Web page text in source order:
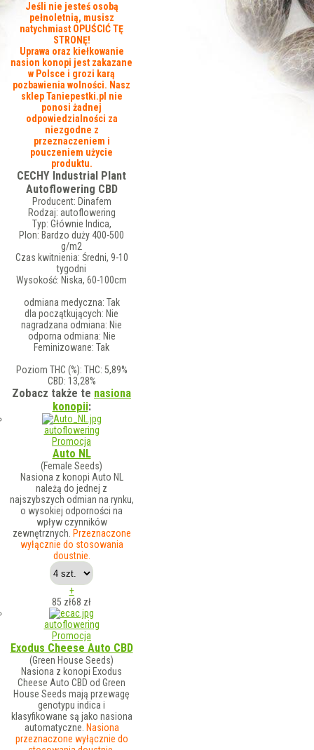
Jeśli nie jesteś osobą
pełnoletnią, musisz
natychmiast OPUŚCIĆ TĘ
STRONĘ!
Uprawa oraz kiełkowanie
nasion konopi jest zakazane
w Polsce i grozi karą
pozbawienia wolności. Nasz
sklep Taniepestki.pl nie
ponosi żadnej
odpowiedzialności za
niezgodne z
przeznaczeniem i
pouczeniem użycie
produktu.
CECHY Industrial Plant
Autoflowering CBD
Producent: Dinafem
Rodzaj: autoflowering
Typ: Głównie Indica,
Plon: Bardzo duży 400-500
g/m2
Czas kwitnienia: Średni, 9-10
tygodni
Wysokość: Niska, 60-100cm
odmiana medyczna: Tak
dla początkujących: Nie
nagradzana odmiana: Nie
odporna odmiana: Nie
Feminizowane: Tak
Poziom THC (%): THC: 5,89%
CBD: 13,28%
Zobacz także te nasiona
konopii:
autoflowering
Promocja
Auto NL
(Female Seeds)
Nasiona z konopi Auto NL
należą do jednej z
najszybszych odmian na rynku,
o wysokiej odporności na
wpływ czynników
zewnętrznych. Przeznaczone
wyłącznie do stosowania
doustnie.
+
85 zł68 zł
autoflowering
Promocja
Exodus Cheese Auto CBD
(Green House Seeds)
Nasiona z konopi Exodus
Cheese Auto CBD od Green
House Seeds mają przewagę
genotypu indica i
klasyfikowane są jako nasiona
automatyczne. Nasiona
przeznaczone wyłącznie do